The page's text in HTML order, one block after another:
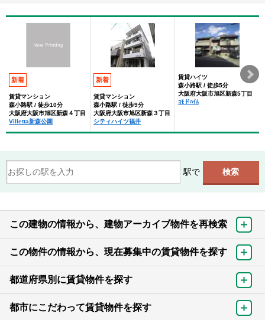
新着
賃貸マンション
森小路駅 / 徒歩10分
大阪府大阪市旭区新森４丁目
Villetta新森公園
新着
賃貸マンション
森小路駅 / 徒歩9分
大阪府大阪市旭区新森３丁目
シティハイツ福井
賃貸ハイツ
森小路駅 / 徒歩5分
大阪府大阪市旭区新森5丁目
ｺﾓドﾊｲﾑ
駅で
この建物の情報から、建物アーカイブ物件を再検索
この物件の情報から、現在募集中の賃貸物件を探す
都道府県別に賃貸物件を探す
都市にこだわって賃貸物件を探す